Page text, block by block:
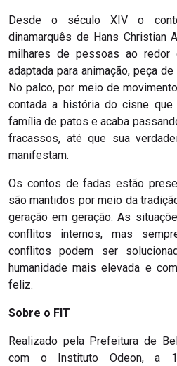
Desde o século XIV o
dinamarquês de Hans Christian
milhares de pessoas ao
adaptada para animação, peça
No palco, por meio de
contada a história do cisne que
família de patos e acaba
fracassos, até que sua
manifestam.
Os contos de fadas estão
são mantidos por meio da
geração em geração. As
conflitos internos, mas
conflitos podem ser
humanidade mais elevada e
feliz.
Sobre o FIT
Realizado pela Prefeitura de
com o Instituto Odeon, a